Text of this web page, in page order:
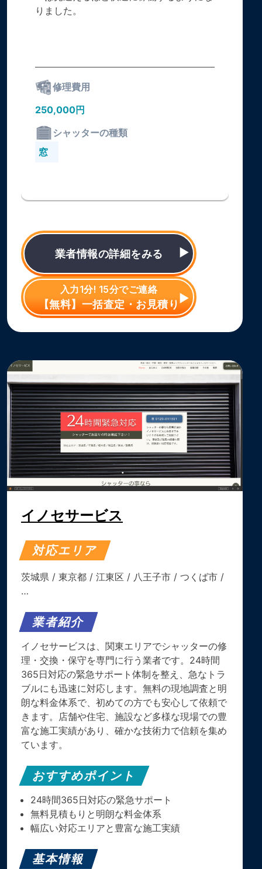
りました。
修理費用
250,000円
シャッターの種類
窓
業者情報の詳細をみる
入力1分! 15分でご連絡
【無料】一括査定・お見積り
イノセサービス
対応エリア
茨城県 / 東京都 / 江東区 / 八王子市 / つくば市 /
…
業者紹介
イノセサービスは、関東エリアでシャッターの修
理・交換・保守を専門に行う業者です。​24時間
365日対応の緊急サポート体制を整え、急なトラ
ブルにも迅速に対応します。​無料の現地調査と明
朗な料金体系で、初めての方でも安心して依頼で
きます。​店舗や住宅、施設など多様な現場での豊
富な施工実績があり、確かな技術力で信頼を集め
ています。
おすすめポイント
24時間365日対応の緊急サポート
無料見積もりと明朗な料金体系
幅広い対応エリアと豊富な施工実績
基本情報